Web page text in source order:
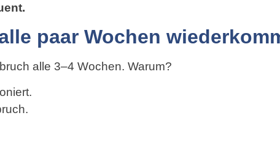
paar Wochen
alle 3–4 Wochen. Warum?